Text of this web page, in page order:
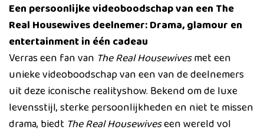
Een persoonlijke videoboodschap van een The
Real Housewives deelnemer: Drama, glamour en
entertainment in één cadeau
Verras een fan van The Real Housewivesmet een
unieke videoboodschap van een van de deelnemers
uit deze iconische realityshow. Bekend om de luxe
levensstijl, sterke persoonlijkheden en niet te missen
drama, biedt The Real Housewiveseen wereld vol